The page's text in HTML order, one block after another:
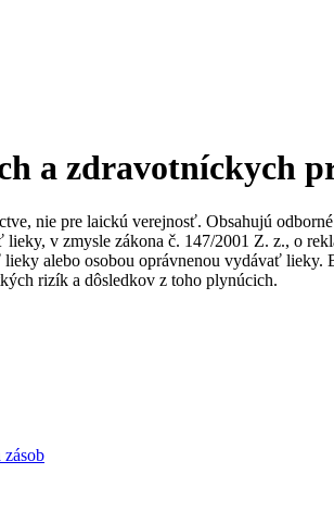
a zdravotníckych
nie pre laickú verejnosť. Obsahujú
v zmysle zákona č. 147/2001 Z. z., o
alebo osobou oprávnenou vydávať
rizík a dôsledkov z toho plynúcich.